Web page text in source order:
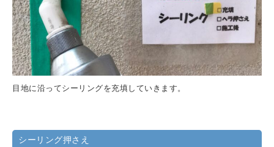
目地に沿ってシーリングを充填していきます。
シーリング押さえ